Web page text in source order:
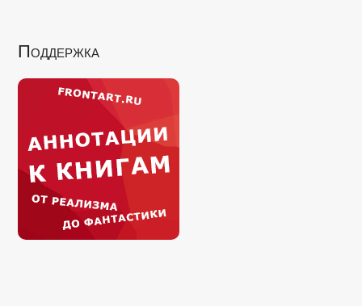
Поддержка